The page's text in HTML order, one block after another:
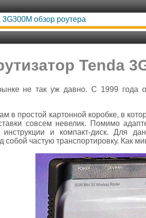
3G300M обзор роутера
Tenda
не так уж давно. С 1999 года
в простой картонной коробке, в
совсем невелик. Помимо
и компакт-диск. Для
собой частую транспортировку. Как